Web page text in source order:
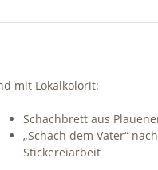
mit Lokalkolorit:
Schachbrett aus
„Schach dem Vater“
Stickereiarbeit